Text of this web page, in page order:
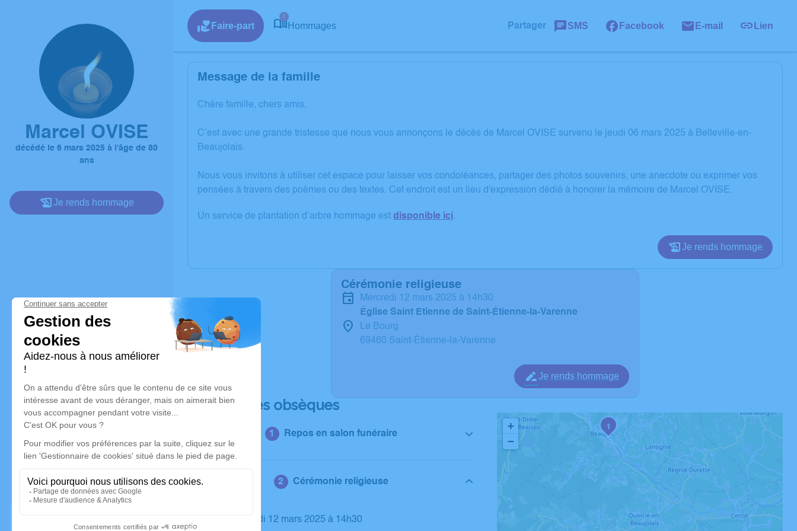
Marcel OVISE
décédé le 6 mars 2025 à l'âge de 80
ans
Je rends hommage
Faire-part
2
Hommages Partager SMS Facebook E-mail Lien
Message de la famille
Chère famille, chers amis,
C’est avec une grande tristesse que nous vous annonçons le décès de Marcel OVISE survenu le jeudi 06 mars 2025 à Belleville-en-
Beaujolais.
Nous vous invitons à utiliser cet espace pour laisser vos condoléances, partager des photos souvenirs, une anecdote ou exprimer vos
pensées à travers des poèmes ou des textes. Cet endroit est un lieu d'expression dédié à honorer la mémoire de Marcel OVISE.
Un service de plantation d’arbre hommage est disponible ici.
Je rends hommage
Cérémonie religieuse
mercredi 12 mars 2025 à 14h30
Église Saint Etienne de Saint-Étienne-la-Varenne
Le Bourg
69460 Saint-Étienne-la-Varenne
Je rends hommage
Déroulé des obsèques
Repos en salon funéraire
Cérémonie religieuse
Le mercredi 12 mars 2025 à 14h30
1
+
−